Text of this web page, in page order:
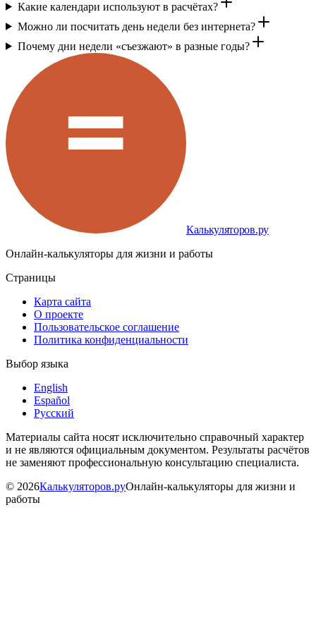
Какие календари используют в расчётах?
Можно ли посчитать день недели без интернета?
Почему дни недели «съезжают» в разные годы?
Калькуляторов.ру
Онлайн-калькуляторы для жизни и работы
Страницы
Карта сайта
О проекте
Пользовательское соглашение
Политика конфиденциальности
Выбор языка
English
Español
Русский
Материалы сайта носят исключительно справочный характер
и не являются официальным документом. Результаты расчётов
не заменяют профессиональную консультацию специалиста.
© 2026Калькуляторов.руОнлайн-калькуляторы для жизни и
работы